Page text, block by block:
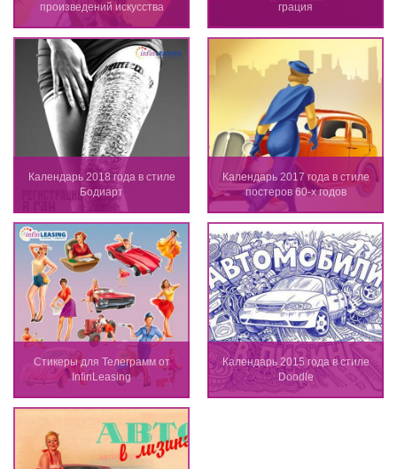
произведений искусства
грация
Календарь 2018 года в стиле
Бодиарт
Календарь 2017 года в стиле
постеров 60-х годов
Стикеры для Телеграмм от
InfinLeasing
Календарь 2015 года в стиле
Doodle